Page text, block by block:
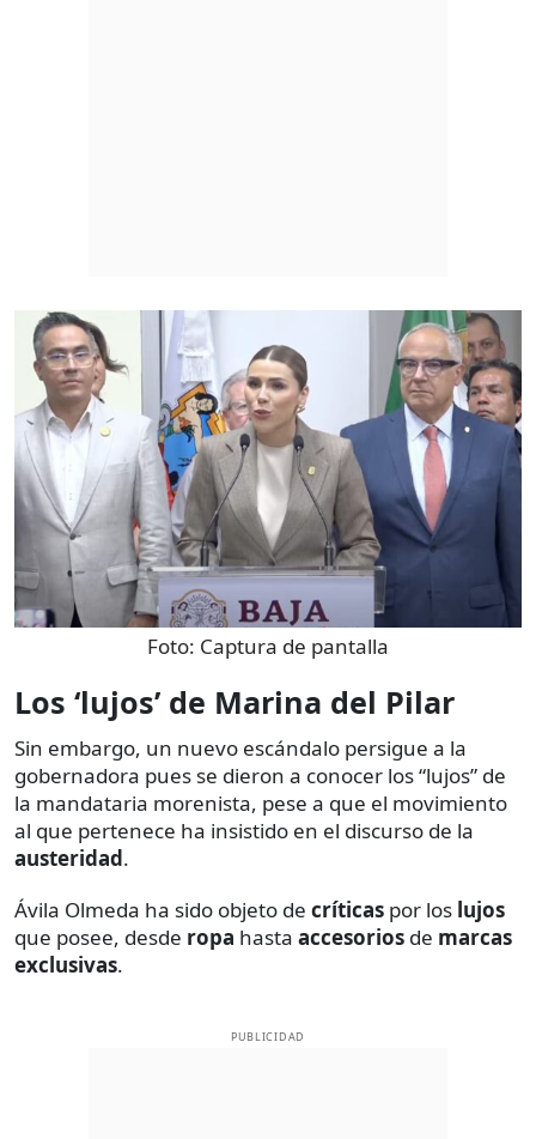
Foto: Captura de pantalla
Los ‘lujos’ de Marina del Pilar
Sin embargo, un nuevo escándalo persigue a la
gobernadora pues se dieron a conocer los “lujos” de
la mandataria morenista, pese a que el movimiento
al que pertenece ha insistido en el discurso de la
austeridad.
Ávila Olmeda ha sido objeto de críticas por los lujos
que posee, desde ropa hasta accesorios de marcas
exclusivas.
PUBLICIDAD